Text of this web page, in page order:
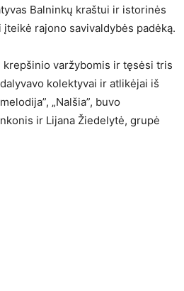
Balninkų kraštui ir istorinės
rajono savivaldybės padėką.
varžybomis ir tęsėsi tris
kolektyvai ir atlikėjai iš
„Nalšia”, buvo
ir Lijana Žiedelytė, grupė